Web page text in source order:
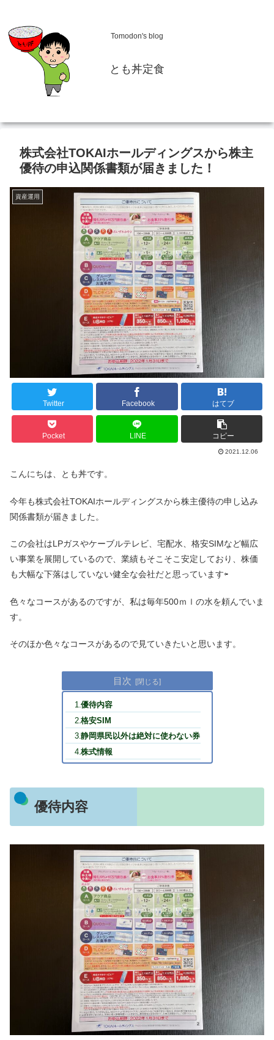
Tomodon's blog
とも丼定食
株式会社TOKAIホールディングスから株主
優待の申込関係書類が届きました！
資産運用
Twitter Facebook はてブ
Pocket LINE コピー
2021.12.06
こんにちは、とも丼です。
今年も株式会社TOKAIホールディングスから株主優待の申し込み
関係書類が届きました。
この会社はLPガスやケーブルテレビ、宅配水、格安SIMなど幅広
い事業を展開しているので、業績もそこそこ安定しており、株価
も大幅な下落はしていない健全な会社だと思っています⇦
色々なコースがあるのですが、私は毎年500ｍｌの水を頼んでいま
す。
そのほか色々なコースがあるので見ていきたいと思います。
目次
優待内容
格安SIM
静岡県民以外は絶対に使わない券
株式情報
優待内容